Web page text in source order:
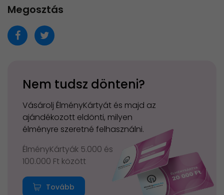
Megosztás
Nem tudsz dönteni?
Vásárolj ÉlményKártyát és majd az
ajándékozott eldönti, milyen
élményre szeretné felhasználni.
ÉlményKártyák 5.000 és
100.000 Ft között
Tovább